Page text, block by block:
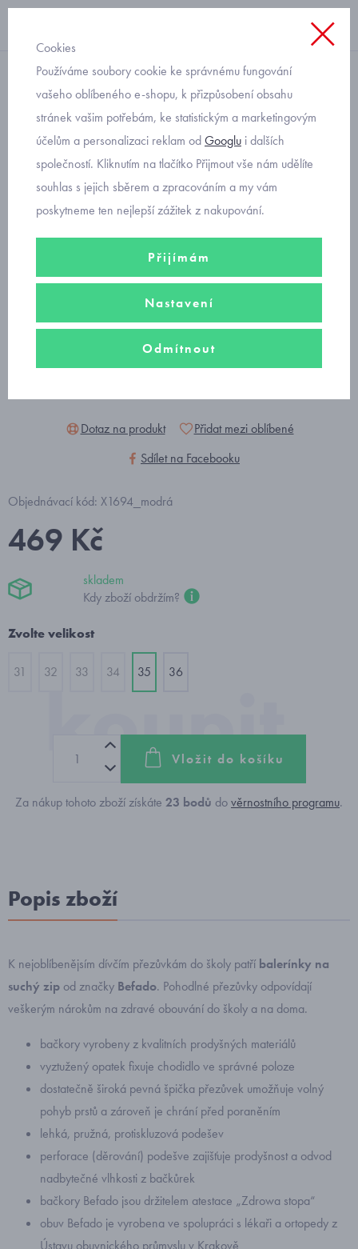
domácí obuv
dívčí bačkory baleríny s
kytičkami Befado 114Y517
Dotaz na produkt
Přidat mezi oblíbené
Sdílet na Facebooku
Objednávací kód: X1694_modrá
469 Kč
skladem
Kdy zboží obdržím?
Zvolte velikost
31 32 33 34 35 36
Vložit do košíku
Za nákup tohoto zboží získáte 23 bodů dověrnostního programu.
Popis zboží
K nejoblíbenějsím dívčím přezůvkám do školy patří balerínky na
suchý zip od značky Befado. Pohodlné přezůvky odpovídají
veškerým nárokům na zdravé obouvání do školy a na doma.
bačkory vyrobeny z kvalitních prodyšných materiálů
vyztužený opatek fixuje chodidlo ve správné poloze
dostatečně široká pevná špička přezůvek umožňuje volný
pohyb prstů a zároveň je chrání před poraněním
lehká, pružná, protiskluzová podešev
perforace (děrování) podešve zajišťuje prodyšnost a odvod
nadbytečné vlhkosti z bačkůrek
bačkory Befado jsou držitelem atestace „Zdrowa stopa“
obuv Befado je vyrobena ve spolupráci s lékaři a ortopedy z
Ústavu obuvnického průmyslu v Krakově
Cookies
Používáme soubory cookie ke správnému fungování
vašeho oblíbeného e-shopu, k přizpůsobení obsahu
stránek vašim potřebám, ke statistickým a marketingovým
účelům a personalizaci reklam odGooglu i dalších
společností. Kliknutím na tlačítko Přijmout vše nám udělíte
souhlas s jejich sběrem a zpracováním a my vám
poskytneme ten nejlepší zážitek z nakupování.
Přijímám
Nastavení
Odmítnout